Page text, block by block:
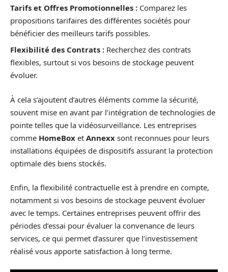
Tarifs et Offres Promotionnelles : Comparez les
propositions tarifaires des différentes sociétés pour
bénéficier des meilleurs tarifs possibles.
Flexibilité des Contrats : Recherchez des contrats
flexibles, surtout si vos besoins de stockage peuvent
évoluer.
À cela s’ajoutent d’autres éléments comme la sécurité,
souvent mise en avant par l’intégration de technologies de
pointe telles que la vidéosurveillance. Les entreprises
comme HomeBox et Annexx sont reconnues pour leurs
installations équipées de dispositifs assurant la protection
optimale des biens stockés.
Enfin, la flexibilité contractuelle est à prendre en compte,
notamment si vos besoins de stockage peuvent évoluer
avec le temps. Certaines entreprises peuvent offrir des
périodes d’essai pour évaluer la convenance de leurs
services, ce qui permet d’assurer que l’investissement
réalisé vous apporte satisfaction à long terme.